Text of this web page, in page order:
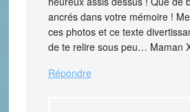
ancrés dans votre mémoire !
ces photos et ce texte
de te relire sous peu… Maman
Répondre